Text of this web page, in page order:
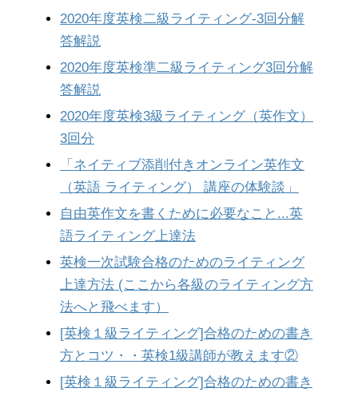
2020年度英検二級ライティング-3回分解
答解説
2020年度英検準二級ライティング3回分解
答解説
2020年度英検3級ライティング（英作文）
3回分
「ネイティブ添削付きオンライン英作文
（英語 ライティング） 講座の体験談」
自由英作文を書くために必要なこと...英
語ライティング上達法
英検一次試験合格のためのライティング
上達方法 (ここから各級のライティング方
法へと飛べます）
[英検１級ライティング]合格のための書き
方とコツ・・英検1級講師が教えます②
[英検１級ライティング]合格のための書き